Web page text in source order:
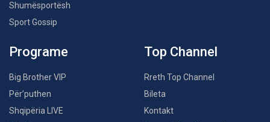
Shumësportësh
Sport Gossip
Programe
Big Brother VIP
Për’puthen
Shqipëria LIVE
Top Channel
Rreth Top Channel
Bileta
Kontakt